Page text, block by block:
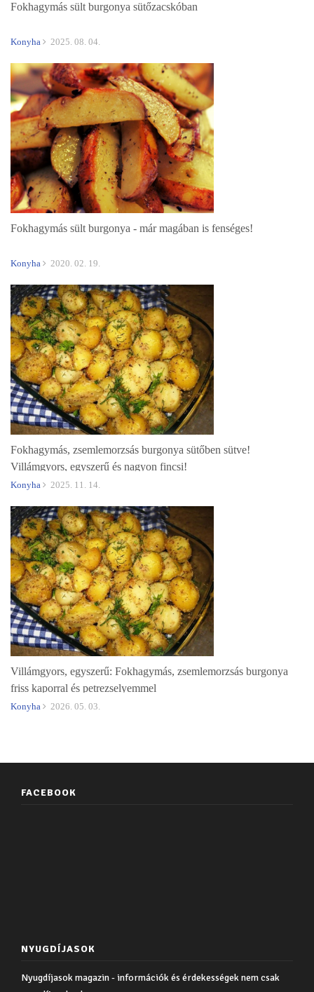
Fokhagymás sült burgonya sütőzacskóban
Konyha 2025. 08. 04.
Fokhagymás sült burgonya - már magában is fenséges!
Konyha 2020. 02. 19.
Fokhagymás, zsemlemorzsás burgonya sütőben sütve!
Villámgyors, egyszerű és nagyon fincsi!
Konyha 2025. 11. 14.
Villámgyors, egyszerű: Fokhagymás, zsemlemorzsás burgonya
friss kaporral és petrezselyemmel
Konyha 2026. 05. 03.
FACEBOOK
NYUGDÍJASOK
Nyugdíjasok magazin - információk és érdekességek nem csak